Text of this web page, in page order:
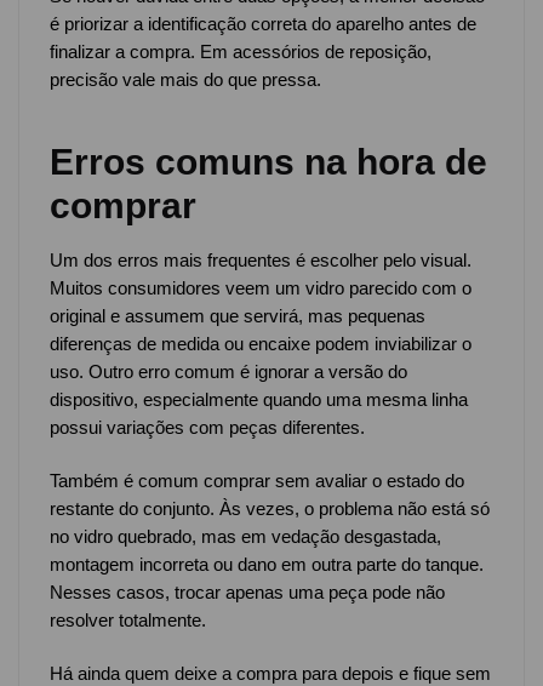
é priorizar a identificação correta do aparelho antes de
finalizar a compra. Em acessórios de reposição,
precisão vale mais do que pressa.
Erros comuns na hora de
comprar
Um dos erros mais frequentes é escolher pelo visual.
Muitos consumidores veem um vidro parecido com o
original e assumem que servirá, mas pequenas
diferenças de medida ou encaixe podem inviabilizar o
uso. Outro erro comum é ignorar a versão do
dispositivo, especialmente quando uma mesma linha
possui variações com peças diferentes.
Também é comum comprar sem avaliar o estado do
restante do conjunto. Às vezes, o problema não está só
no vidro quebrado, mas em vedação desgastada,
montagem incorreta ou dano em outra parte do tanque.
Nesses casos, trocar apenas uma peça pode não
resolver totalmente.
Há ainda quem deixe a compra para depois e fique sem